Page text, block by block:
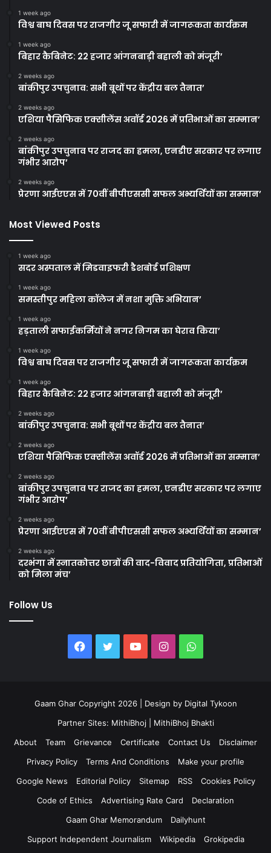
1 week ago
विश्व बाघ दिवस पर राजगीर जू सफारी में जागरूकता कार्यक्रम
1 week ago
बिहार कैबिनेट: 22 हजार आंगनबाड़ी बहाली को मंजूरी’
2 weeks ago
बांकीपुर उपचुनाव: सभी बूथों पर केंद्रीय बल तैनात’
2 weeks ago
एशिया पैसिफिक एक्सीलेंस अवॉर्ड 2026 में प्रतिभाओं का सम्मान’
2 weeks ago
बांकीपुर उपचुनाव पर राजद का हमला, एनडीए सरकार पर लगाए
गंभीर आरोप’
2 weeks ago
प्रेरणा आईएएस में 70वीं बीपीएससी सफल अभ्यर्थियों का सम्मान’
Most Viewed Posts
1 week ago
सदर अस्पताल में मिडवाइफरी डैशबोर्ड प्रशिक्षण
1 week ago
समस्तीपुर महिला कॉलेज में नशा मुक्ति अभियान’
1 week ago
हड़ताली सफाईकर्मियों ने नगर निगम का घेराव किया’
1 week ago
विश्व बाघ दिवस पर राजगीर जू सफारी में जागरूकता कार्यक्रम
1 week ago
बिहार कैबिनेट: 22 हजार आंगनबाड़ी बहाली को मंजूरी’
2 weeks ago
बांकीपुर उपचुनाव: सभी बूथों पर केंद्रीय बल तैनात’
2 weeks ago
एशिया पैसिफिक एक्सीलेंस अवॉर्ड 2026 में प्रतिभाओं का सम्मान’
2 weeks ago
बांकीपुर उपचुनाव पर राजद का हमला, एनडीए सरकार पर लगाए
गंभीर आरोप’
2 weeks ago
प्रेरणा आईएएस में 70वीं बीपीएससी सफल अभ्यर्थियों का सम्मान’
2 weeks ago
दरभंगा में स्नातकोत्तर छात्रों की वाद-विवाद प्रतियोगिता, प्रतिभाओं
को मिला मंच’
Follow Us
Facebook
TwitterYouTubeInstagramWhatsApp
Gaam Ghar Copyright 2026 | Design by Digital Tykoon
Partner Sites: MithiBhoj
MithiBhoj Bhakti
About
Team Grievance Certificate Contact Us
Disclaimer
Privacy Policy
Terms And Conditions
Make your profile
Google News
Editorial Policy Sitemap RSS
Cookies Policy
Code of Ethics
Advertising Rate Card
Declaration
Gaam Ghar Memorandum
Dailyhunt
Support Independent Journalism
Wikipedia Grokipedia